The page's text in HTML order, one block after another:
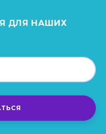
ДЛЯ НАШИХ